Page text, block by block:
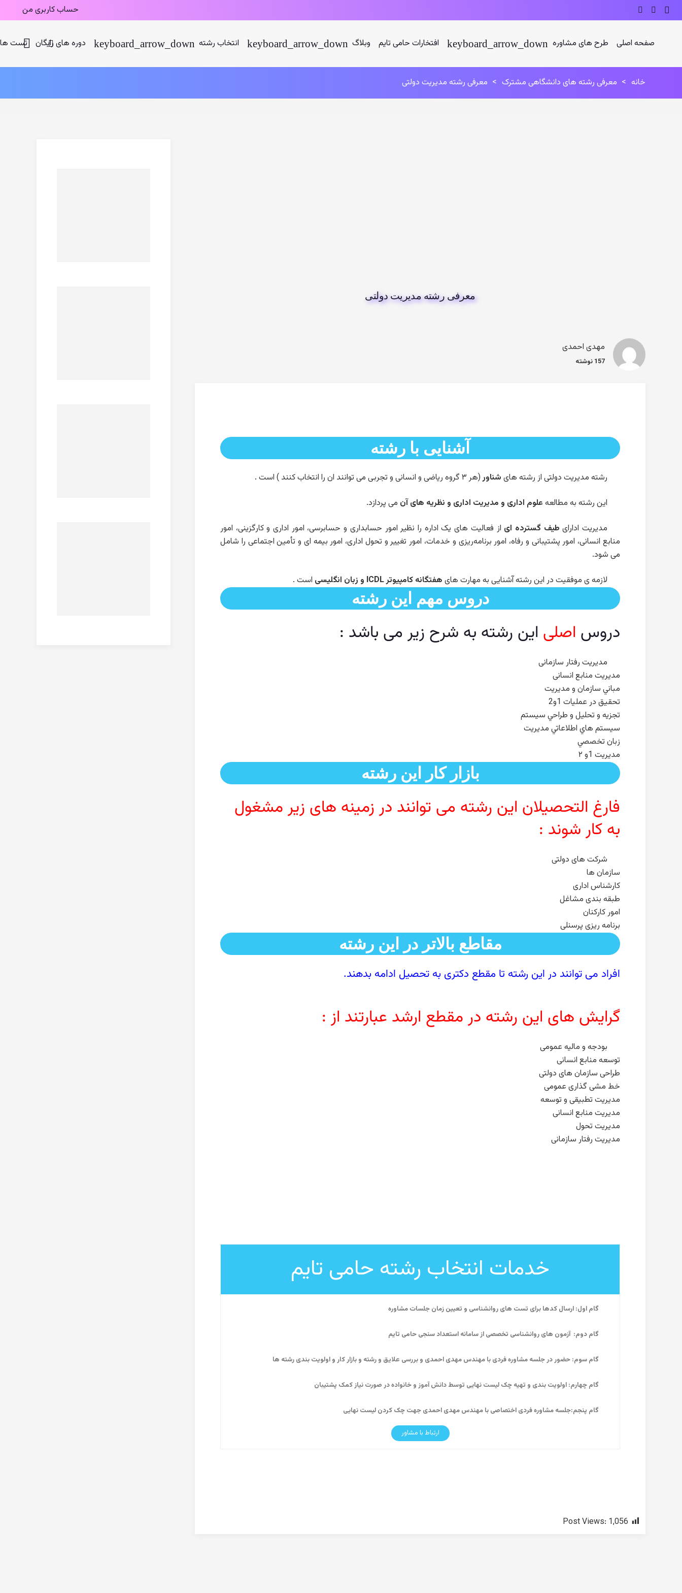
حساب کاربری من
صفحه اصلی طرح های مشاوره افتخارات حامی تایم وبلاگ انتخاب رشته دوره های رایگان تست
خانه > معرفی رشته های دانشگاهی مشترک > معرفی رشته مدیریت دولتی
معرفی رشته مدیریت دولتی
مهدی احمدی
157 نوشته
آشنایی با رشته
رشته مدیریت دولتی از رشته های شناور(هر ۳ گروه ریاضی و انسانی و تجربی می توانند ان را انتخاب کنند ) است .
این رشته به مطالعه علوم اداری و مدیریت اداری و نظریه های آن می پردازد.
مدیریت ادارایطیف گسترده ای از فعالیت های یک اداره را نظیر امور حسابداری و حسابرسی، امور اداری و کارگزینی، امور
منابع انسانی، امور پشتیبانی و رفاه، امور برنامه‌ریزی و خدمات، امور تغییر و تحول اداری، امور بیمه ای و تأمین اجتماعی را شامل
می شود.
لازمه ی موفقیت در این رشته آشنایی به مهارت های هفتگانه کامپیوتر ICDL و زبان انگلیسی است .
دروس مهم این رشته
دروس اصلی این رشته به شرح زیر می باشد :
مديريت رفتار سازمانی
مديريت منابع انسانی
مباني سازمان و مديريت
تحقيق در عمليات 1و2
تجزيه و تحليل و طراحي سيستم
سيستم هاي اطلاعاتي مديريت
زبان تخصصي
مديريت 1و ۲
بازار کار این رشته
فارغ التحصیلان این رشته می توانند در زمینه های زیر مشغول
به کار شوند :
شرکت های دولتی
سازمان ها
کارشناس اداری
طبقه بندی مشاغل
امور کارکنان
برنامه ریزی پرسنلی
مقاطع بالاتر در این رشته
افراد می توانند در این رشته تا مقطع دکتری به تحصیل ادامه بدهند.
گرایش های این رشته در مقطع ارشد عبارتند از :
بودجه و مالیه عمومی
توسعه منابع انسانی
طراحی سازمان های دولتی
خط مشی گذاری عمومی
مدیریت تطبیقی و توسعه
مدیریت منابع انسانی
مدیریت تحول
مدیریت رفتار سازمانی
خدمات انتخاب رشته حامی تایم
گام اول: ارسال کدها برای تست های روانشناسی و تعیین زمان جلسات مشاوره
گام دوم: آزمون های روانشناسی تخصصی از سامانه استعداد سنجی حامی تایم
گام سوم: حضور در جلسه مشاوره فردی با مهندس مهدی احمدی و بررسی علایق و رشته و بازار کار و اولویت بندی رشته ها
گام چهارم: اولویت بندی و تهیه چک لیست نهایی توسط دانش آموز و خانواده در صورت نیاز کمک پشتیبان
گام پنجم:جلسه مشاوره فردی اختصاصی با مهندس مهدی احمدی جهت چک کردن لیست نهایی
ارتباط با مشاور
Post Views: 1,056